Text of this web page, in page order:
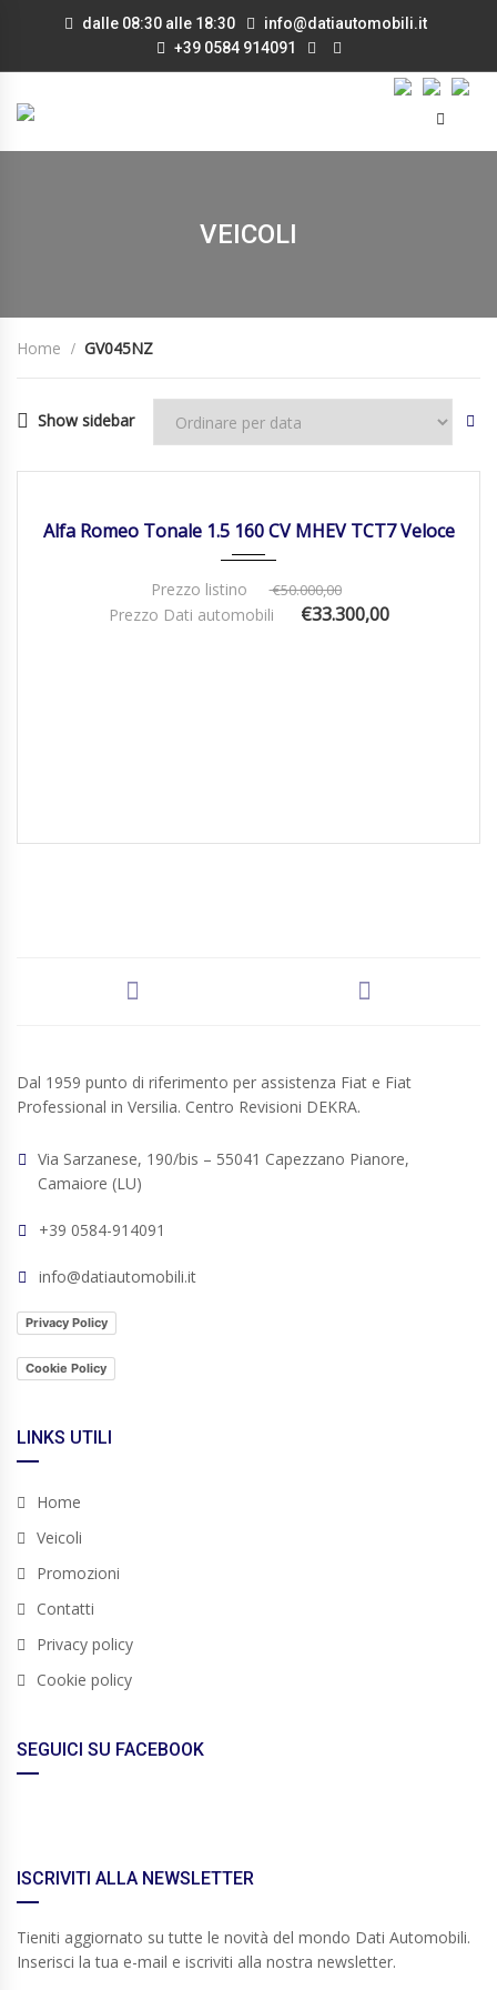
dalle 08:30 alle 18:30
info@datiautomobili.it
+39 0584 914091
VEICOLI
Home GV045NZ
Show sidebar
Alfa Romeo Tonale 1.5 160 CV MHEV TCT7 Veloce
Prezzo listino €50.000,00
Prezzo Dati automobili €33.300,00
Dal 1959 punto di riferimento per assistenza Fiat e Fiat
Professional in Versilia. Centro Revisioni DEKRA.
Via Sarzanese, 190/bis – 55041 Capezzano Pianore,
Camaiore (LU)
+39 0584-914091
info@datiautomobili.it
Privacy Policy
Cookie Policy
LINKS UTILI
Home
Veicoli
Promozioni
Contatti
Privacy policy
Cookie policy
SEGUICI SU FACEBOOK
ISCRIVITI ALLA NEWSLETTER
Tieniti aggiornato su tutte le novità del mondo Dati Automobili.
Inserisci la tua e-mail e iscriviti alla nostra newsletter.